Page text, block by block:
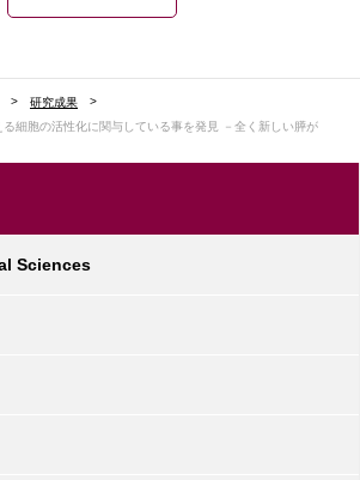
研究成果
細胞の活性化に関与している事を発見 －全く新しい膵が
Sciences